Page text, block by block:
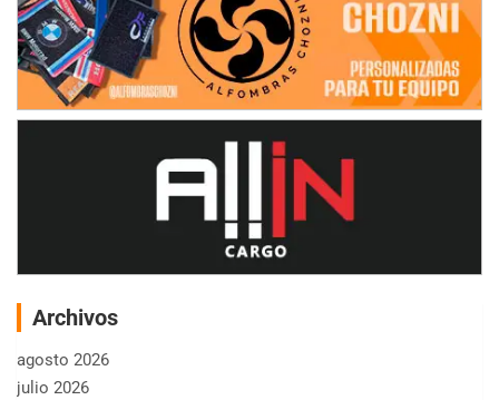
Archivos
agosto 2026
julio 2026